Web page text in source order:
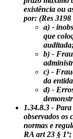
existência ou
por: (Res
a) -
que
b) -
c) -
da
d) -
1.34.8.3 - Para
observados os
normas e
RA art 23 §